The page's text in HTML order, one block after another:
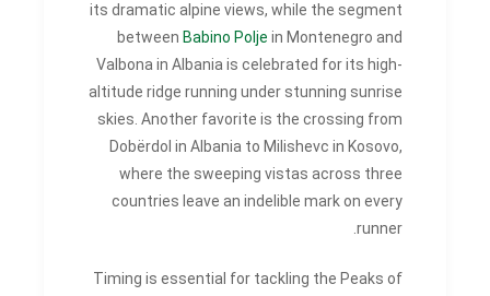
its dramatic alpine views, while the segment
between Babino Polje in Montenegro and
Valbona in Albania is celebrated for its high-
altitude ridge running under stunning sunrise
skies. Another favorite is the crossing from
Dobërdol in Albania to Milishevc in Kosovo,
where the sweeping vistas across three
countries leave an indelible mark on every
runner.
Timing is essential for tackling the Peaks of